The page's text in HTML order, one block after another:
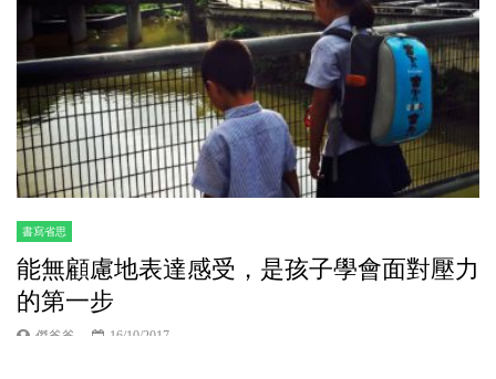
書寫省思
能無顧慮地表達感受，是孩子學會面對壓力
的第一步
傑爸爸 16/10/2017